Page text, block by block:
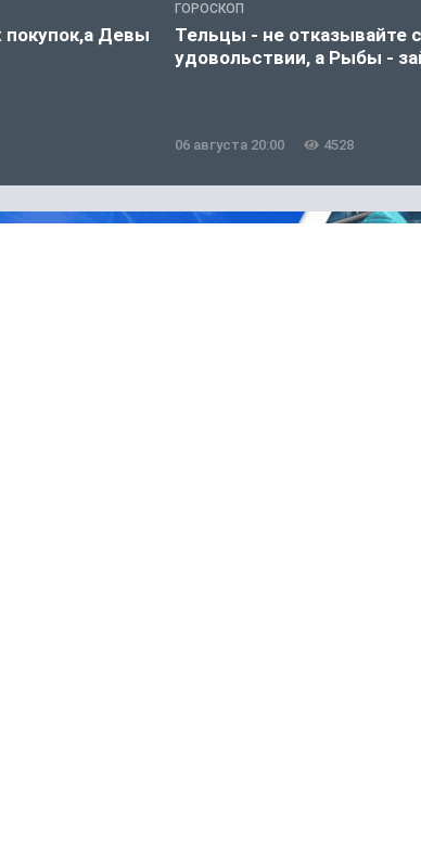
Девы
ГОРОСКОП
Тельцы - не отказывайте
удовольствии, а Рыбы -
06 августа 20:00 4528